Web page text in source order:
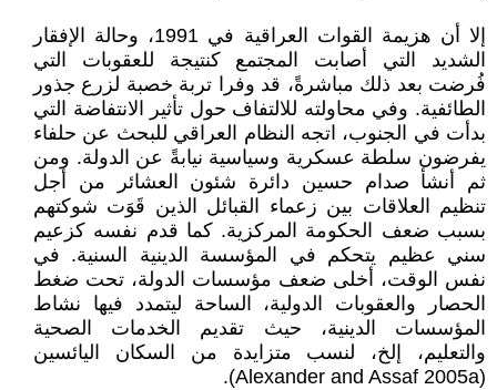
إلا أن هزيمة القوات العراقية في 1991، وحالة الإفقار
الشديد التي أصابت المجتمع كنتيجة للعقوبات التي
فُرضت بعد ذلك مباشرةً، قد وفرا تربة خصبة لزرع جذور
الطائفية. وفي محاولته للالتفاف حول تأثير الانتفاضة التي
بدأت في الجنوب، اتجه النظام العراقي للبحث عن حلفاء
يفرضون سلطة عسكرية وسياسية نيابةً عن الدولة. ومن
ثم أنشأ صدام حسين دائرة شئون العشائر من أجل
تنظيم العلاقات بين زعماء القبائل الذين قَوَت شوكتهم
بسبب ضعف الحكومة المركزية. كما قدم نفسه كزعيم
سني عظيم يتحكم في المؤسسة الدينية السنية. في
نفس الوقت، أخلى ضعف مؤسسات الدولة، تحت ضغط
الحصار والعقوبات الدولية، الساحة ليتمدد فيها نشاط
المؤسسات الدينية، حيث تقديم الخدمات الصحية
والتعليم، إلخ، لنسب متزايدة من السكان اليائسين
(Alexander and Assaf 2005a).